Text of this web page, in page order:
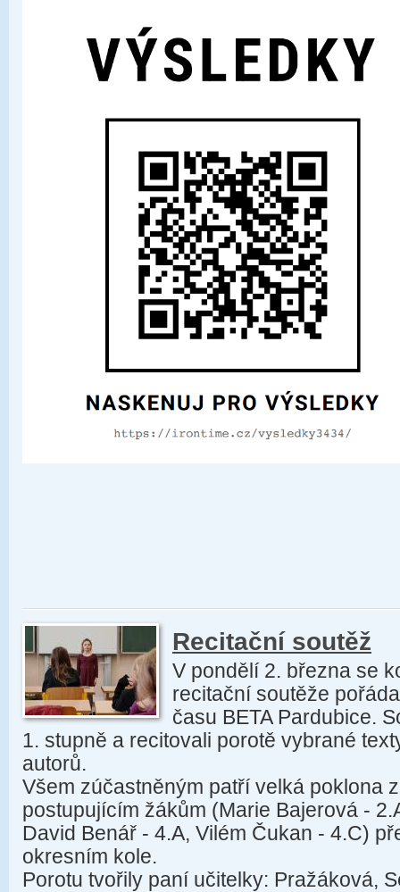
Recitační soutěž
V pondělí 2. března se
recitační soutěže
času BETA Pardubice.
1. stupně a recitovali porotě vybrané
autorů.
Všem zúčastněným patří velká poklona
postupujícím žákům (Marie Bajerová -
David Benář - 4.A, Vilém Čukan - 4.C)
okresním kole.
Porotu tvořily paní učitelky: Pražáková,